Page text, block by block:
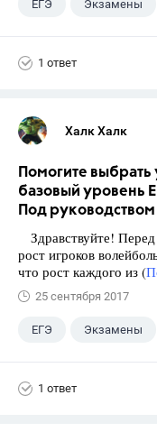
ЕГЭ Экзамены
1 ответ
Халк Халк
Помогите
базовый уровень
Под
Здравствуйте!
рост игроков
что рост каждого из (
25 сентября 2017
ЕГЭ Экзамены
1 ответ